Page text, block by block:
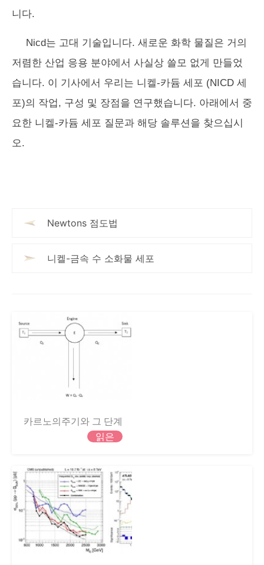
니다.
Nicd는 고대 기술입니다. 새로운 화학 물질은 거의
저렴한 산업 응용 분야에서 사실상 쓸모 없게 만들었
습니다. 이 기사에서 우리는 니켈-카듐 세포 (NICD 세
포)의 작업, 구성 및 장점을 연구했습니다. 아래에서 중
요한 니켈-카듐 세포 질문과 해당 솔루션을 찾으십시
오.
Newtons 점도법
니켈-금속 수 소화물 세포
카르노의주기와 그 ​​단계
읽은